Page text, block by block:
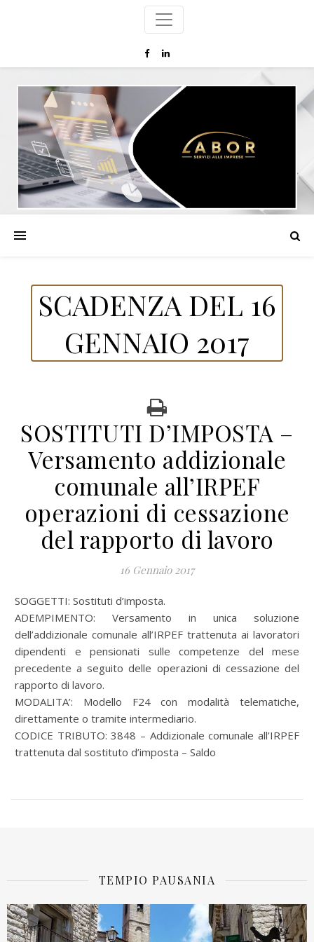
SCADENZA DEL 16
GENNAIO 2017
SOSTITUTI D’IMPOSTA –
Versamento addizionale
comunale all’IRPEF
operazioni di cessazione
del rapporto di lavoro
16 Gennaio 2017
SOGGETTI: Sostituti d’imposta.
ADEMPIMENTO: Versamento in unica soluzione
dell’addizionale comunale all’IRPEF trattenuta ai lavoratori
dipendenti e pensionati sulle competenze del mese
precedente a seguito delle operazioni di cessazione del
rapporto di lavoro.
MODALITA’: Modello F24 con modalità telematiche,
direttamente o tramite intermediario.
CODICE TRIBUTO: 3848 – Addizionale comunale all’IRPEF
trattenuta dal sostituto d’imposta – Saldo
TEMPIO PAUSANIA